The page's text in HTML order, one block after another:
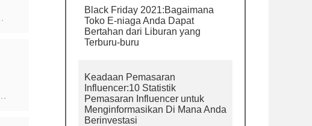
Black Friday 2021:Bagaimana
Toko E-niaga Anda Dapat
Bertahan dari Liburan yang
Terburu-buru
Keadaan Pemasaran
Influencer:10 Statistik
Pemasaran Influencer untuk
Menginformasikan Di Mana Anda
Berinvestasi